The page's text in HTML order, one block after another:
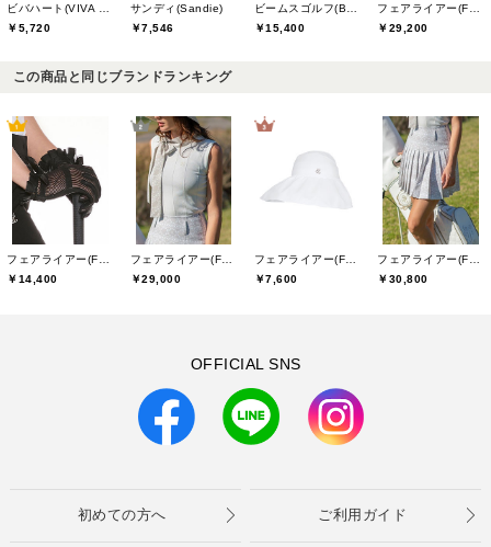
￥5,720
サンディ(Sandie)
￥7,546
￥15,400
￥29,200
この商品と同じブランドランキング
フェアライアー(Fair Liar)
￥14,400
フェアライアー(Fair Liar)
￥29,000
フェアライアー(Fair Liar)
￥7,600
フェアライアー(Fair Liar)
￥30,800
OFFICIAL SNS
初めての方へ ご利用ガイド